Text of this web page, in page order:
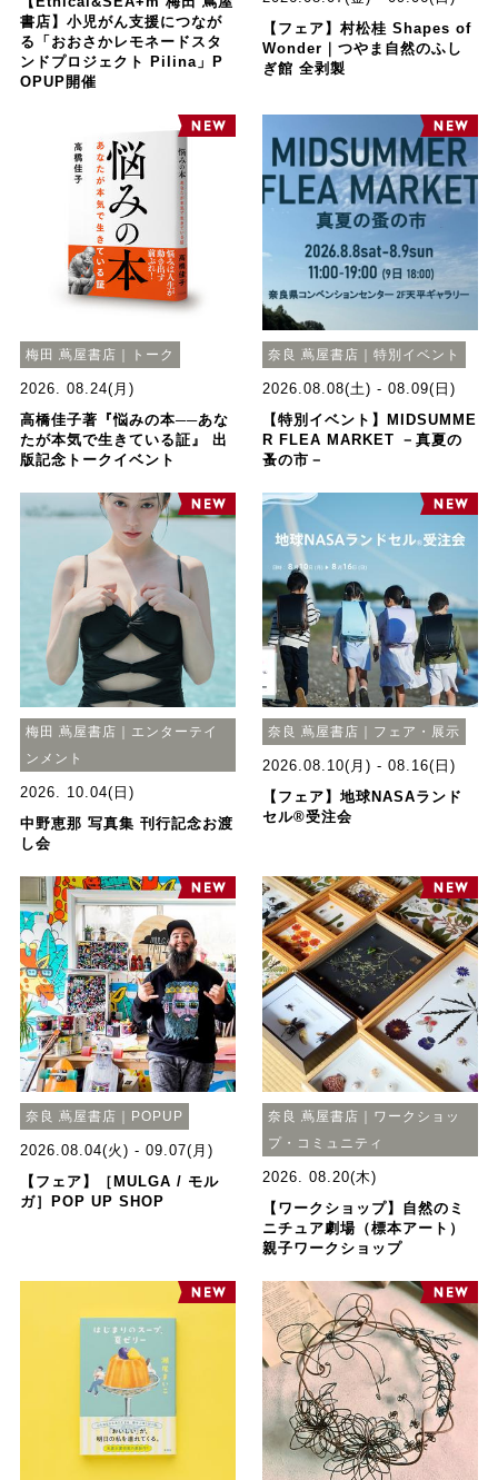
書店】小児がん支援につなが
る「おおさかレモネードスタ
ンドプロジェクト Pilina」P
OPUP開催
【フェア】村松桂 Shapes of
Wonder｜つやま自然のふし
ぎ館 全剥製
梅田 蔦屋書店｜トーク
2026. 08.24(月)
高橋佳子著『悩みの本──あな
たが本気で生きている証』 出
版記念トークイベント
奈良 蔦屋書店｜特別イベント
2026.08.08(土) - 08.09(日)
【特別イベント】MIDSUMME
R FLEA MARKET －真夏の
蚤の市－
梅田 蔦屋書店｜エンターテイ
ンメント
2026. 10.04(日)
中野恵那 写真集 刊行記念お渡
し会
奈良 蔦屋書店｜フェア・展示
2026.08.10(月) - 08.16(日)
【フェア】地球NASAランド
セル®受注会
奈良 蔦屋書店｜POPUP
2026.08.04(火) - 09.07(月)
【フェア】［MULGA / モル
ガ］POP UP SHOP
奈良 蔦屋書店｜ワークショッ
プ・コミュニティ
2026. 08.20(木)
【ワークショップ】自然のミ
ニチュア劇場（標本アート）
親子ワークショップ